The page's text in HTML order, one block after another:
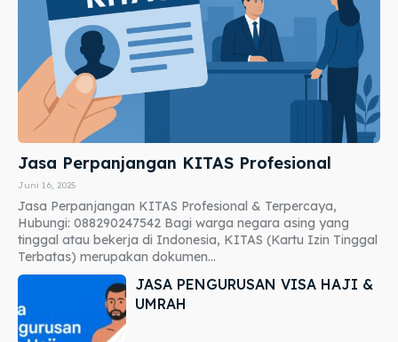
Jasa Perpanjangan KITAS Profesional
Juni 16, 2025
Jasa Perpanjangan KITAS Profesional & Terpercaya,
Hubungi: 088290247542 Bagi warga negara asing yang
tinggal atau bekerja di Indonesia, KITAS (Kartu Izin Tinggal
Terbatas) merupakan dokumen...
JASA PENGURUSAN VISA HAJI &
UMRAH